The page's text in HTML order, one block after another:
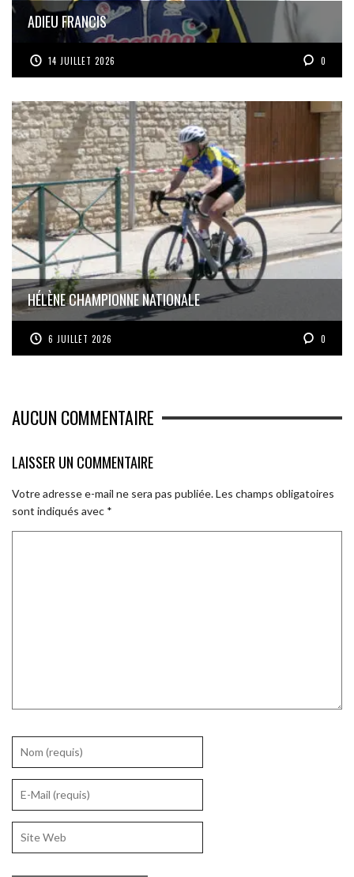
ADIEU FRANCIS
14 JUILLET 2026 0
HÉLÈNE CHAMPIONNE NATIONALE
6 JUILLET 2026 0
AUCUN COMMENTAIRE
LAISSER UN COMMENTAIRE
Votre adresse e-mail ne sera pas publiée.Les champs obligatoires
sont indiqués avec *